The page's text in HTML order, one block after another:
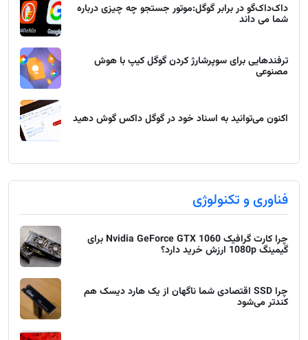
داک‌داک‌گو در برابر گوگل:موتور جستجو چه چیزی درباره
شما می داند
ترفندهایی برای سوپرشارژ کردن گوگل کیپ با هوش
مصنوعی
اکنون می‌توانید به اسناد خود در گوگل داکس گوش دهید
فناوری و تکنولوژی
چرا کارت گرافیک Nvidia GeForce GTX 1060 برای
گیمینگ 1080p ارزش خرید دارد؟
چرا SSD اقتصادی شما ناگهان از یک هارد دیسک هم
کندتر می‌شود